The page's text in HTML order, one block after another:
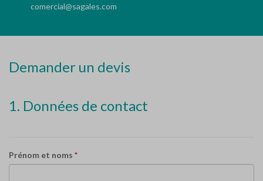
comercial@sagales.com
Demander un devis
1. Données de contact
Prénom et noms *